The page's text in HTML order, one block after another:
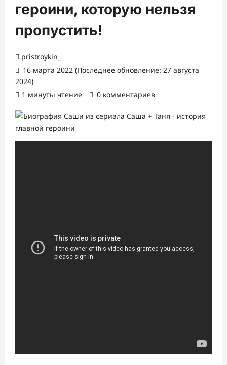
героини, которую нельзя
пропустить!
pristroykin_
16 марта 2022 (Последнее обновление: 27 августа
2024)
1 минуты чтение
0 комментариев